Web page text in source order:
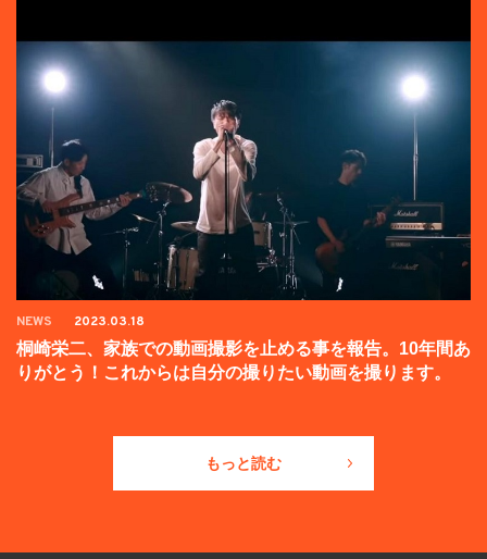
NEWS 2023.03.18
桐崎栄二、家族での動画撮影を止める事を報告。10年間あ
りがとう！これからは自分の撮りたい動画を撮ります。
もっと読む